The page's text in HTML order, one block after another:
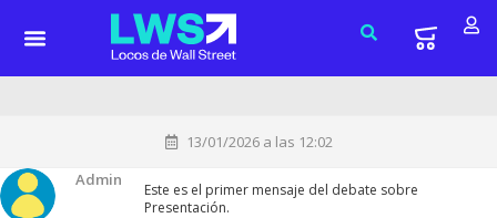
13/01/2026 a las 12:02
Admin
Este es el primer mensaje del debate sobre
Presentación.